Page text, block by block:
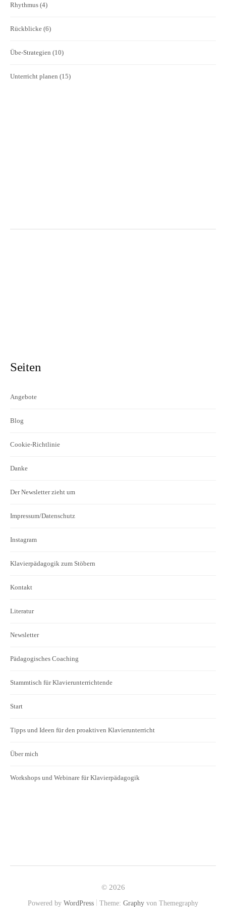
Rhythmus (4)
Rückblicke (6)
Übe-Strategien (10)
Unterricht planen (15)
Seiten
Angebote
Blog
Cookie-Richtlinie
Danke
Der Newsletter zieht um
Impressum/Datenschutz
Instagram
Klavierpädagogik zum Stöbern
Kontakt
Literatur
Newsletter
Pädagogisches Coaching
Stammtisch für Klavierunterrichtende
Start
Tipps und Ideen für den proaktiven Klavierunterricht
Über mich
Workshops und Webinare für Klavierpädagogik
© 2026
Powered by WordPress Theme: Graphy von Themegraphy